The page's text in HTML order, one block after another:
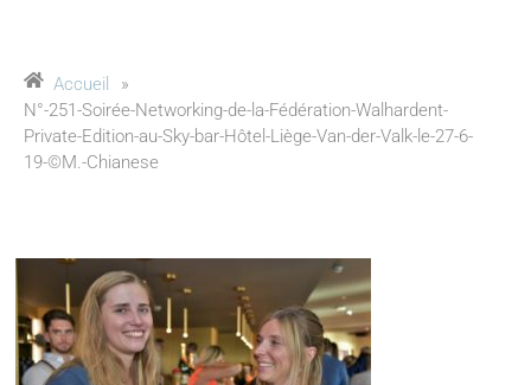
Accueil
»
N°-251-Soirée-Networking-de-la-Fédération-Walhardent-
Private-Edition-au-Sky-bar-Hôtel-Liège-Van-der-Valk-le-27-6-
19-©M.-Chianese